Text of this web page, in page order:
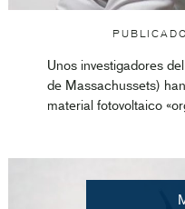
Unos investigadores
de Massachussets)
material fotovoltaico